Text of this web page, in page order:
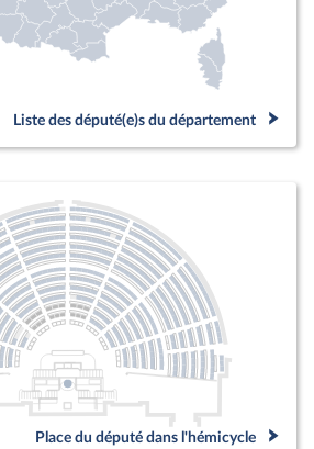
Liste des député(e)s du département
Place du député dans l'hémicycle